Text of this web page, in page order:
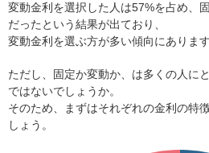
変動金利を選択した人は57%を占め、
だったという結果が出ており、
変動金利を選ぶ方が多い傾向にあります
ただし、固定か変動か、は多くの人に
ではないでしょうか。
そのため、まずはそれぞれの金利の特
しょう。